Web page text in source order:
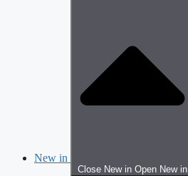
New in
Close New in Open New in